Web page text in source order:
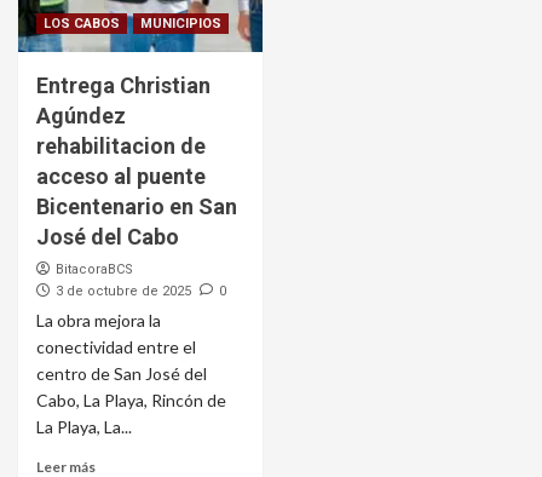
LOS CABOS MUNICIPIOS
Entrega Christian
Agúndez
rehabilitacion de
acceso al puente
Bicentenario en San
José del Cabo
BitacoraBCS
3 de octubre de 2025
0
La obra mejora la
conectividad entre el
centro de San José del
Cabo, La Playa, Rincón de
La Playa, La...
Leer más